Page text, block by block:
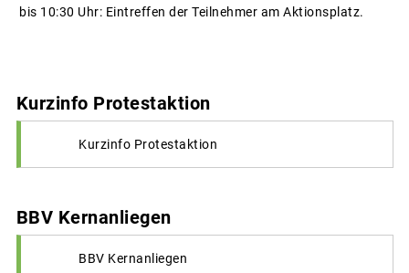
bis 10:30 Uhr: Eintreffen der Teilnehmer am Aktionsplatz.
Kurzinfo Protestaktion
Kurzinfo Protestaktion
BBV Kernanliegen
BBV Kernanliegen